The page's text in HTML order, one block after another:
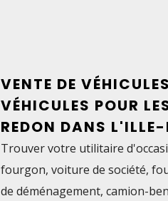
VENTE DE
VÉHICULES POUR
REDON DANS
Trouver votre utilitaire
fourgon, voiture de société,
de déménagement, camion-